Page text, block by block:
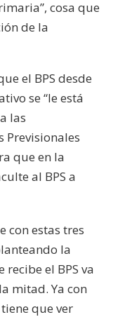
cosa que
de la
el BPS desde
se “le está
las
Previsionales
que en la
al BPS a
con estas tres
la
el BPS va
mitad. Ya con
que ver